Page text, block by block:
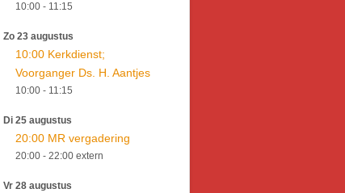
10:00 - 11:15
Zo 23 augustus
10:00 Kerkdienst;
Voorganger Ds. H. Aantjes
10:00 - 11:15
Di 25 augustus
20:00 MR vergadering
20:00 - 22:00extern
Vr 28 augustus